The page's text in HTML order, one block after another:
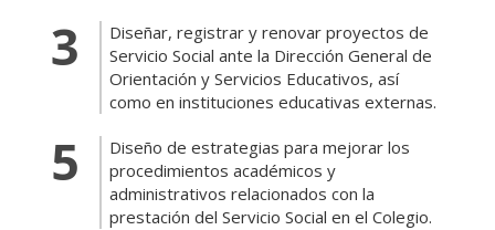
Diseñar, registrar y renovar proyectos de
Servicio Social ante la Dirección General de
Orientación y Servicios Educativos, así
como en instituciones educativas externas.
Diseño de estrategias para mejorar los
procedimientos académicos y
administrativos relacionados con la
prestación del Servicio Social en el Colegio.